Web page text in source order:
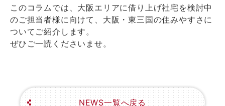
このコラムでは、大阪エリアに借り上げ社宅を検討中
のご担当者様に向けて、大阪・東三国の住みやすさ に
ついてご紹介します。
ぜひご一読くださいませ。
NEWS一覧へ戻る